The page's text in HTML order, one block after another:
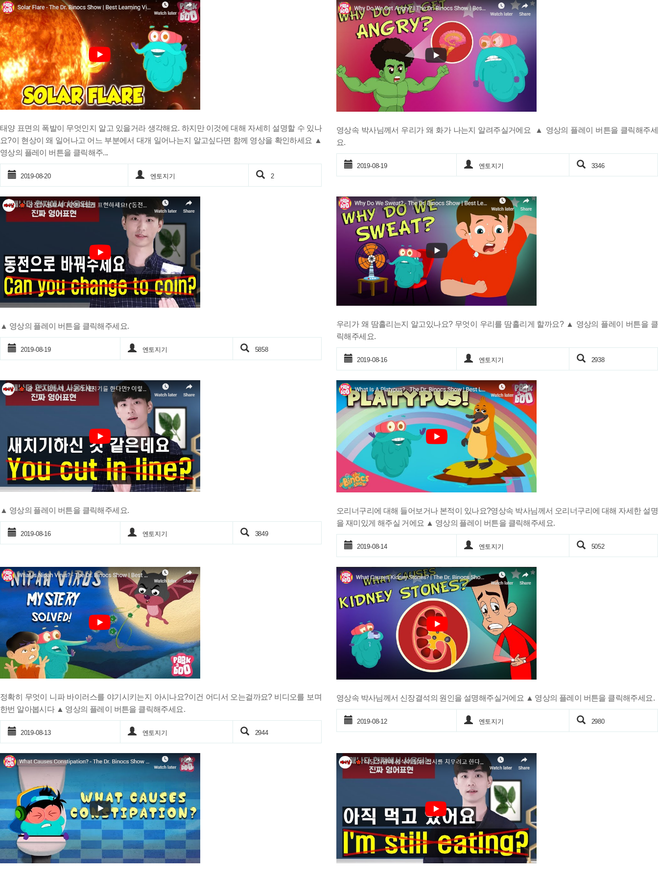
태양 표면의 폭발이 무엇인지 알고 있을거라 생각해요. 하지만 이것에 대해 자세히 설명할 수 있나
요?이 현상이 왜 일어나고 어느 부분에서 대개 일어나는지 알고싶다면 함께 영상을 확인하세요 ▲
영상의 플레이 버튼을 클릭해주...
2019-08-20 엔토지기 2
영상속 박사님께서 우리가 왜 화가 나는지 알려주실거에요 ▲ 영상의 플레이 버튼을 클릭해주세
요.
2019-08-19 엔토지기 3346
▲ 영상의 플레이 버튼을 클릭해주세요.
2019-08-19 엔토지기 5858
우리가 왜 땀흘리는지 알고있나요? 무엇이 우리를 땀흘리게 할까요? ▲ 영상의 플레이 버튼을 클
릭해주세요.
2019-08-16 엔토지기 2938
▲ 영상의 플레이 버튼을 클릭해주세요.
2019-08-16 엔토지기 3849
오리너구리에 대해 들어보거나 본적이 있나요?영상속 박사님께서 오리너구리에 대해 자세한 설명
을 재미있게 해주실 거에요 ▲ 영상의 플레이 버튼을 클릭해주세요.
2019-08-14 엔토지기 5052
정확히 무엇이 니파 바이러스를 야기시키는지 아시나요?이건 어디서 오는걸까요? 비디오를 보며
한번 알아봅시다 ▲ 영상의 플레이 버튼을 클릭해주세요.
2019-08-13 엔토지기 2944
영상속 박사님께서 신장결석의 원인을 설명해주실거에요 ▲ 영상의 플레이 버튼을 클릭해주세요.
2019-08-12 엔토지기 2980